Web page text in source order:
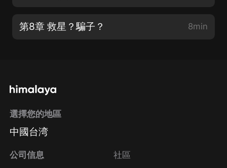
第8章 救星？騙子？ 8min
選擇您的地區
中國台湾
公司信息 社區